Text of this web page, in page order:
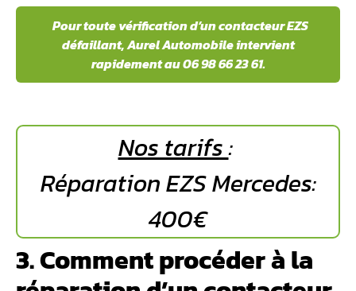
️ Pour toute vérification d’un contacteur EZS
défaillant, Aurel Automobile intervient
rapidement au 06 98 66 23 61.
Nos tarifs:
Réparation EZS Mercedes:
400€
3. Comment procéder à la